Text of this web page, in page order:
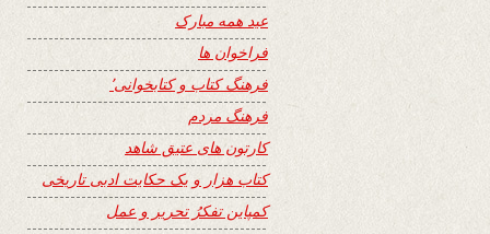
عید همه مبارک
فراخوان ها
فرهنگ کتاب و کتابخوانی٬
فرهنگ مردم
کارتون های عتیق شاهد
کتاب هزار و یک حکایت ادبی تاریخی
کمپاین تفکرُ تحریر و عمل